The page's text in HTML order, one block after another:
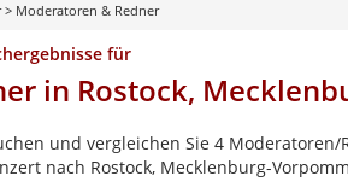
> Moderatoren & Redner
für
in Rostock,
und vergleichen Sie 4
nach Rostock, Mecklenburg-